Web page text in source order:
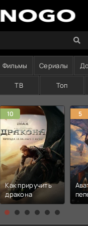
Фильмы Сериалы
ТВ Топ
10
Как приручить
дракона
5